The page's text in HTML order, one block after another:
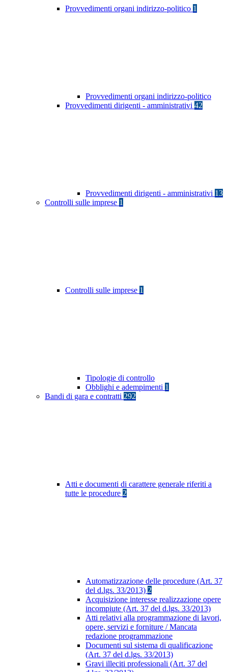
Provvedimenti organi indirizzo-politico 1
Provvedimenti organi indirizzo-politico
Provvedimenti dirigenti - amministrativi 42
Provvedimenti dirigenti - amministrativi 13
Controlli sulle imprese 1
Controlli sulle imprese 1
Tipologie di controllo
Obblighi e adempimenti 1
Bandi di gara e contratti 292
Atti e documenti di carattere generale riferiti a
tutte le procedure 2
Automatizzazione delle procedure (Art. 37
del d.lgs. 33/2013) 2
Acquisizione interesse realizzazione opere
incompiute (Art. 37 del d.lgs. 33/2013)
Atti relativi alla programmazione di lavori,
opere, servizi e forniture / Mancata
redazione programmazione
Documenti sul sistema di qualificazione
(Art. 37 del d.lgs. 33/2013)
Gravi illeciti professionali (Art. 37 del